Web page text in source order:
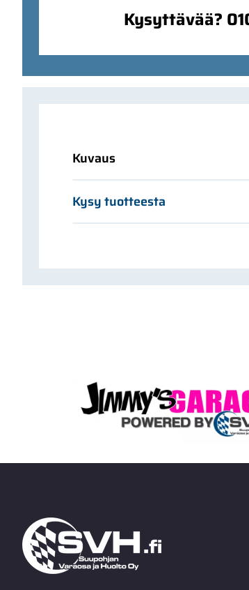
Kysyttävää?
Kuvaus
Kysy tuotteesta